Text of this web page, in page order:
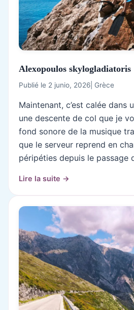
Alexopoulos skylogladiatoris
Publié le 2 junio, 2026 Grèce
Maintenant, c’est calée dans
une descente de col que je
fond sonore de la musique
que le serveur reprend en
péripéties depuis le passage
Lire la suite →